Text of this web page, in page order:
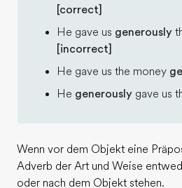
[correct]
He gave us generously
[incorrect]
He gave us the money
He generously gave us
Wenn vor dem Objekt eine
Adverb der Art und Weise
oder nach dem Objekt stehen.